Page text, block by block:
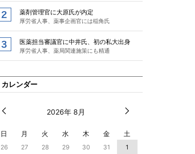
薬剤管理官に大原氏が内定
厚労省人事、薬事企画官には稲角氏
医薬担当審議官に中井氏、初の私大出身
厚労省人事、薬局関連施策にも精通
カレンダー
2026年 8月
日 月 火 水 木 金 土
26 27 28 29 30 31
1